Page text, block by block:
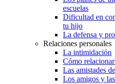
escuelas
Dificultad en
tu hijo
La defensa y
Relaciones personales
La intimidación
Cómo
Las amistades
Los amigos y